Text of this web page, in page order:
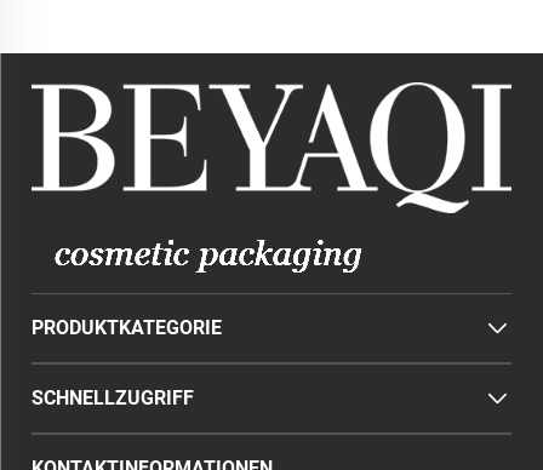
PRODUKTKATEGORIE
SCHNELLZUGRIFF